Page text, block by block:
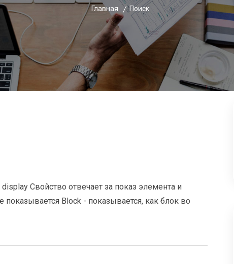
Главная Поиск
display Свойство отвечает за показ элемента и
Block - показывается, как блок во